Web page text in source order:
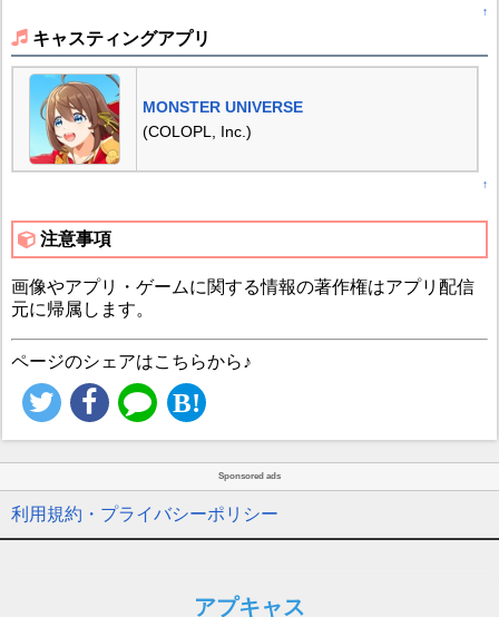
↑
キャスティングアプリ
MONSTER UNIVERSE
(COLOPL, Inc.)
↑
注意事項
画像やアプリ・ゲームに関する情報の著作権はアプリ配信
元に帰属します。
ページのシェアはこちらから♪
Sponsored ads
利用規約・プライバシーポリシー
アプキャス